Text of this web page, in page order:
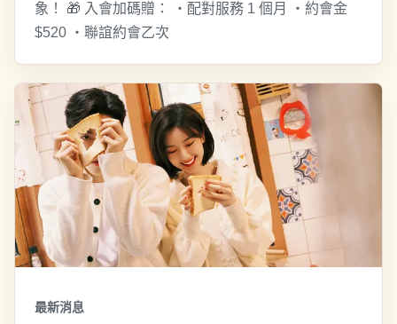
象！ 🎁 入會加碼贈： ・配對服務 1 個月 ・約會金
$520 ・聯誼約會乙次
最新消息